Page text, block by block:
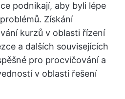
podnikají, aby byli lépe
Získání
kurzů v oblasti řízení
a dalších souvisejících
pro procvičování a
v oblasti řešení